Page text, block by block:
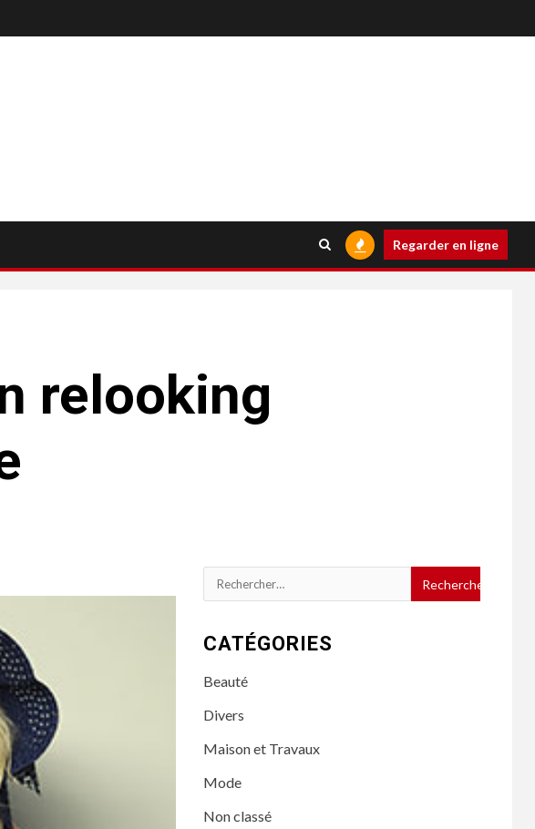
Regarder en ligne
relooking
Rechercher :
CATÉGORIES
Beauté
Divers
Maison et Travaux
Mode
Non classé